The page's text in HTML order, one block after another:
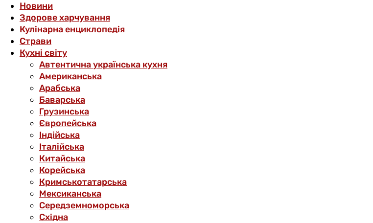
Новини
Здорове харчування
Кулінарна енциклопедія
Страви
Кухні світу
Автентична українська кухня
Американська
Арабська
Баварська
Грузинська
Європейська
Індійська
Італійська
Китайська
Корейська
Кримськотатарська
Мексиканська
Середземноморська
Східна